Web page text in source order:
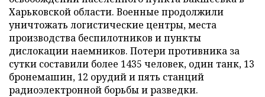
Харьковской области. Военные продолжили
уничтожать логистические центры, места
производства беспилотников и пункты
дислокации наемников. Потери противника за
сутки составили более 1435 человек, один танк, 13
бронемашин, 12 орудий и пять станций
радиоэлектронной борьбы и разведки.